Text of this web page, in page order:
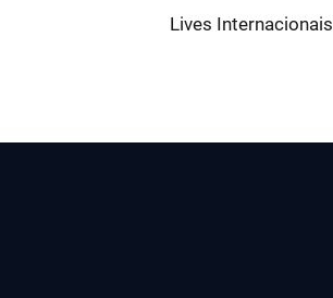
Next
Lives Internacionais